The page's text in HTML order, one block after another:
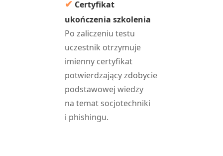
✔ Certyfikat
ukończenia szkolenia
Po zaliczeniu testu
uczestnik otrzymuje
imienny certyfikat
potwierdzający zdobycie
podstawowej wiedzy
na temat socjotechniki
i phishingu.